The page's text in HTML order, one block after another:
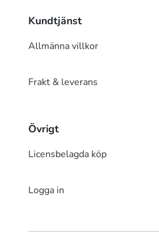
Kundtjänst
Allmänna villkor
Frakt & leverans
Övrigt
Licensbelagda köp
Logga in